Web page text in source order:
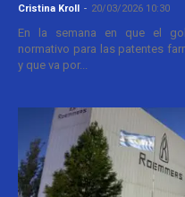
Cristina Kroll - 20/03/2026 10:30
En la semana en que el
normativo para las patentes
y que va por...